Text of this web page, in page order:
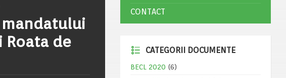
mandatului
de
CONTACT
CATEGORII DOCUMENTE
BECL 2020 (6)